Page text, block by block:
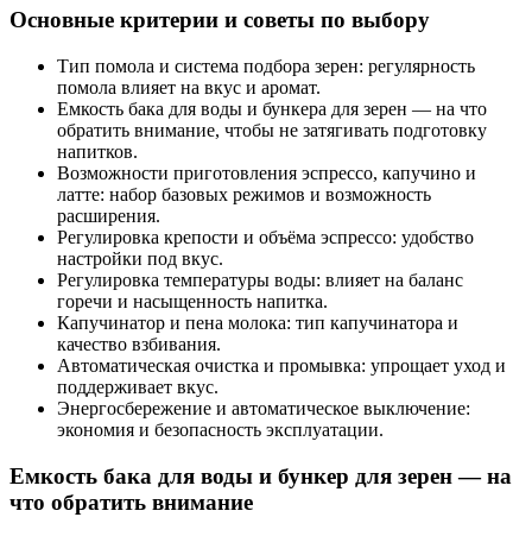
Основные критерии и советы по выбору
Тип помола и система подбора зерен: регулярность
помола влияет на вкус и аромат.
Емкость бака для воды и бункера для зерен — на что
обратить внимание, чтобы не затягивать подготовку
напитков.
Возможности приготовления эспрессо, капучино и
латте: набор базовых режимов и возможность
расширения.
Регулировка крепости и объёма эспрессо: удобство
настройки под вкус.
Регулировка температуры воды: влияет на баланс
горечи и насыщенность напитка.
Капучинатор и пена молока: тип капучинатора и
качество взбивания.
Автоматическая очистка и промывка: упрощает уход и
поддерживает вкус.
Энергосбережение и автоматическое выключение:
экономия и безопасность эксплуатации.
Емкость бака для воды и бункер для зерен — на
что обратить внимание